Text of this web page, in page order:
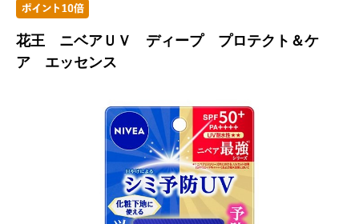
花王 ニベアＵＶ ディープ プロテクト＆ケ
ア エッセンス